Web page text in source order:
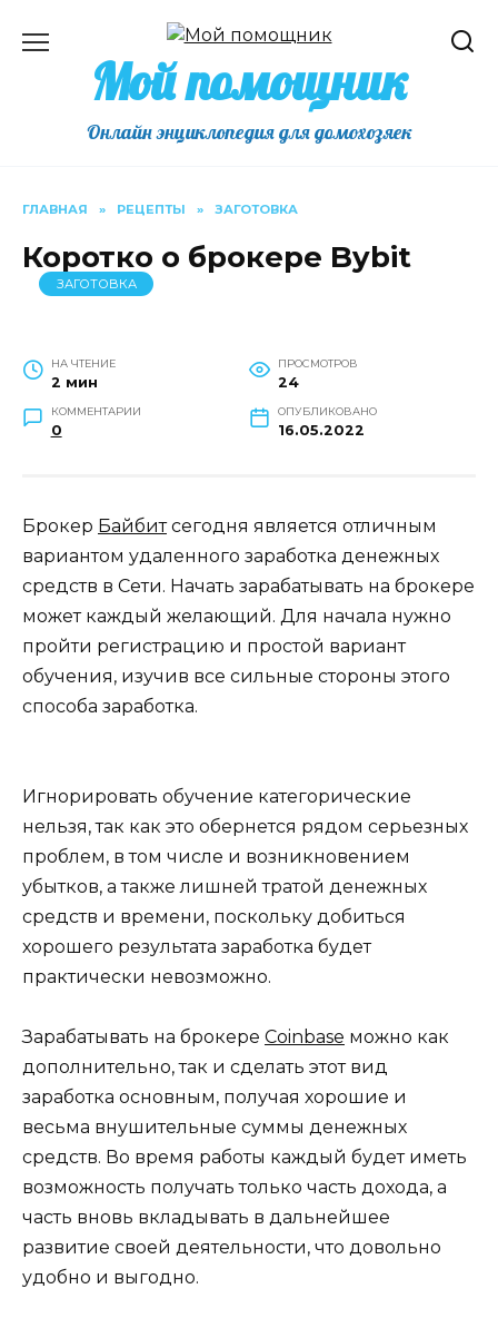
содержаниюМой помощник
Онлайн энциклопедия для домохозяек
ГЛАВНАЯ » РЕЦЕПТЫ » ЗАГОТОВКА
Коротко о брокере Bybit
ЗАГОТОВКА
НА ЧТЕНИЕ
2 мин
ПРОСМОТРОВ
24
КОММЕНТАРИИ
0
ОПУБЛИКОВАНО
16.05.2022
Брокер Байбитсегодня является отличным
вариантом удаленного заработка денежных
средств в Сети. Начать зарабатывать на брокере
может каждый желающий. Для начала нужно
пройти регистрацию и простой вариант
обучения, изучив все сильные стороны этого
способа заработка.
Игнорировать обучение категорические
нельзя, так как это обернется рядом серьезных
проблем, в том числе и возникновением
убытков, а также лишней тратой денежных
средств и времени, поскольку добиться
хорошего результата заработка будет
практически невозможно.
Зарабатывать на брокере Coinbase можно как
дополнительно, так и сделать этот вид
заработка основным, получая хорошие и
весьма внушительные суммы денежных
средств. Во время работы каждый будет иметь
возможность получать только часть дохода, а
часть вновь вкладывать в дальнейшее
развитие своей деятельности, что довольно
удобно и выгодно.